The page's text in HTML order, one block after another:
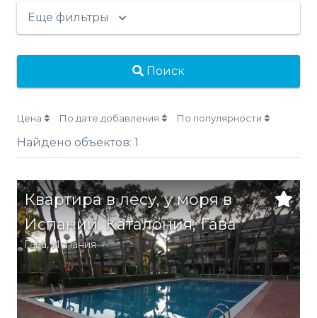
Еще фильтры
Поиск
Цена По дате добавления По популярности
Найдено объектов: 1
Квартира в лесу, у моря в
Испании, Каталония, Гава
Гава,Испания